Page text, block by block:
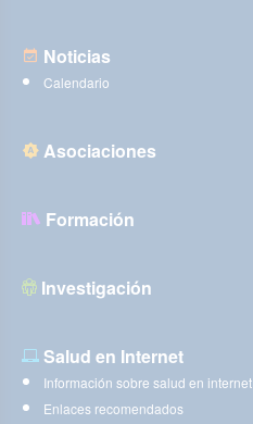
Noticias
Calendario
Asociaciones
Formación
Investigación
Salud en Internet
Información sobre salud en internet
Enlaces recomendados